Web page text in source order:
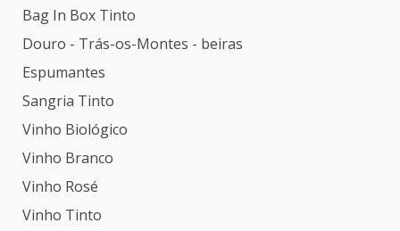
Bag In Box Tinto
Douro - Trás-os-Montes - beiras
Espumantes
Sangria Tinto
Vinho Biológico
Vinho Branco
Vinho Rosé
Vinho Tinto